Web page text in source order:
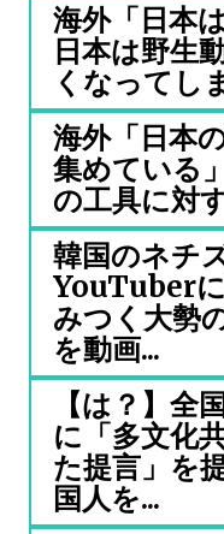
海外「日本
日本は野生
くなってし
海外「日本
集めている
の工具に対
韓国のネチ
YouTuber
みつく大勢
を動画...
【は？】全
に「多文化
た提言」を
国人を...